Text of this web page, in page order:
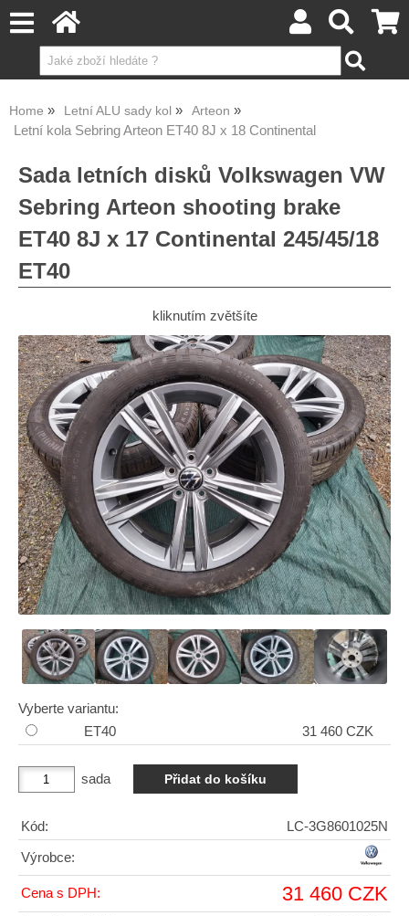
Home Letní ALU sady kol Arteon
Letní kola Sebring Arteon ET40 8J x 18 Continental
Sada letních disků Volkswagen VW
Sebring Arteon shooting brake
ET40 8J x 17 Continental 245/45/18
ET40
kliknutím zvětšíte
Vyberte variantu:
ET40
31 460 CZK
sada
Kód: LC-3G8601025N
Výrobce:
Cena s DPH: 31 460 CZK